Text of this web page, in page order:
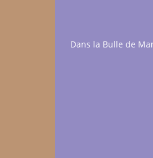
Dans la Bulle de